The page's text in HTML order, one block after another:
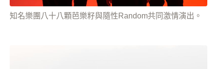
知名樂團八十八顆芭樂籽與隨性Random共同激情演出。